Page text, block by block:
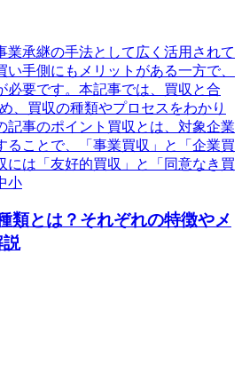
業承継の手法として広く活用されて
手側にもメリットがある一方で、
必要です。本記事では、買収と合
、買収の種類やプロセスをわかり
記事のポイント買収とは、対象企業
ることで、「事業買収」と「企業買
には「友好的買収」と「同意なき買
小
類とは？それぞれの特徴やメ
説